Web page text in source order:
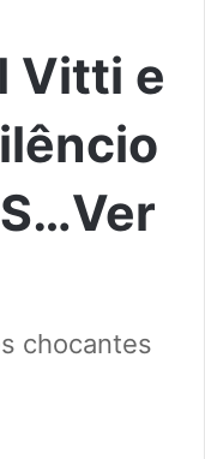
Vitti e
chocantes